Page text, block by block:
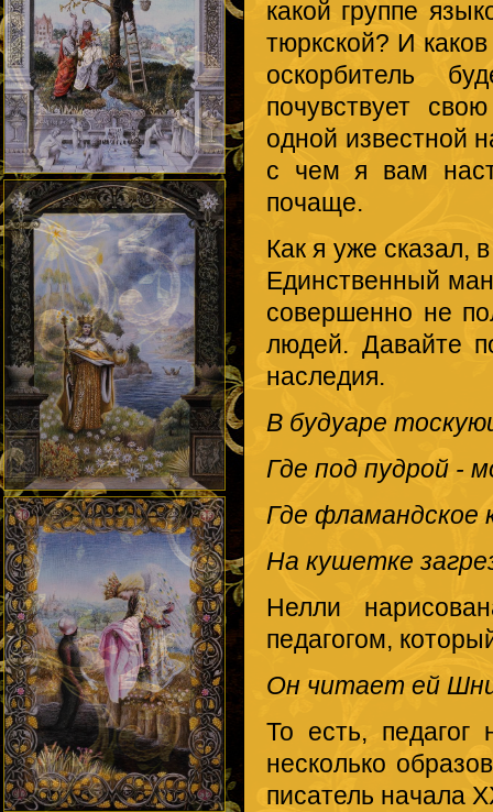
какой группе
тюркской? И
оскорбитель
почувствует
одной известной
с чем я вам
почаще.
Как я уже сказал,
Единственный
совершенно не
людей. Давайте
наследия.
В будуаре
Где под пудрой -
Где фламандское
На кушетке
Нелли
педагогом,
Он читает ей
То есть, педагог
несколько
писатель начала